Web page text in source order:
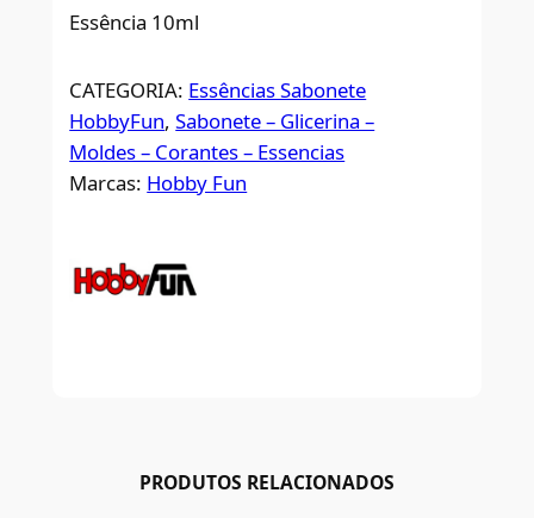
Essência 10ml
CATEGORIA: Essências Sabonete
HobbyFun, Sabonete – Glicerina –
Moldes – Corantes – Essencias
Marcas: Hobby Fun
PRODUTOS RELACIONADOS